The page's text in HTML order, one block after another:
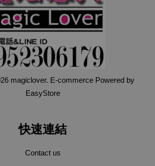
magiclover. E-commerce Powered by
EasyStore
快速連結
Contact us